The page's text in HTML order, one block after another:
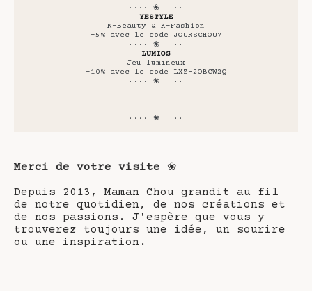
···· ❀ ····
YESTYLE
K-Beauty & K-Fashion
-5% avec le code JOURSCHOU7
···· ❀ ····
LUMIOS
Jeu lumineux
-10% avec le code LXZ-2OBCW2Q
···· ❀ ····
-
···· ❀ ····
Merci de votre visite ❀
Depuis 2013, Maman Chou grandit au fil
de notre quotidien, de nos créations et
de nos passions. J'espère que vous y
trouverez toujours une idée, un sourire
ou une inspiration.